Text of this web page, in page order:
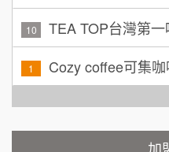
1 Cozy coffee可集咖
2 霏等茶
3 秉宏小米甜甜圈
加盟預算
何 先生/小姐
加盟預算